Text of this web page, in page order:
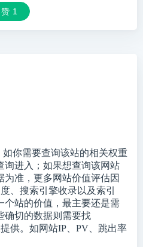
赞 1
如你需要查询该站的相关权重
询进入；如果想查询该网站
为准，更多网站价值评估因
、搜索引擎收录以及索引
个站的价值，最主要还是需
确切的数据则需要找
供。如网站IP、PV、跳出率